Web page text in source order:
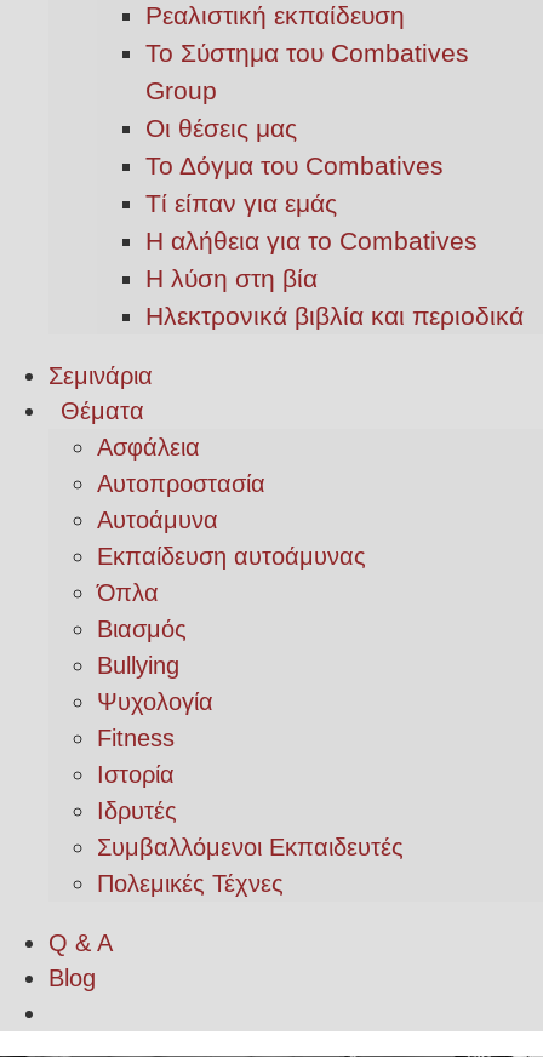
Ρεαλιστική εκπαίδευση
Το Σύστημα του Combatives
Group
Οι θέσεις μας
Το Δόγμα του Combatives
Τί είπαν για εμάς
Η αλήθεια για το Combatives
Η λύση στη βία
Ηλεκτρονικά βιβλία και περιοδικά
Σεμινάρια
Θέματα
Ασφάλεια
Αυτοπροστασία
Αυτοάμυνα
Εκπαίδευση αυτοάμυνας
Όπλα
Βιασμός
Bullying
Ψυχολογία
Fitness
Ιστορία
Ιδρυτές
Συμβαλλόμενοι Εκπαιδευτές
Πολεμικές Τέχνες
Q & A
Blog